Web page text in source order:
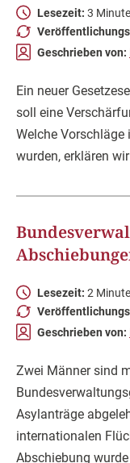
Lesezeit: 3
Geschrieben von:
Ein neuer
soll eine
Welche
wurden, erklären
Lesezeit: 2
Geschrieben von:
Zwei Männer sind
Asylanträge
internationalen
Abschiebung